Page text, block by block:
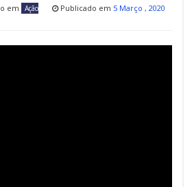
em
Ação
Publicado em 5 Março , 2020